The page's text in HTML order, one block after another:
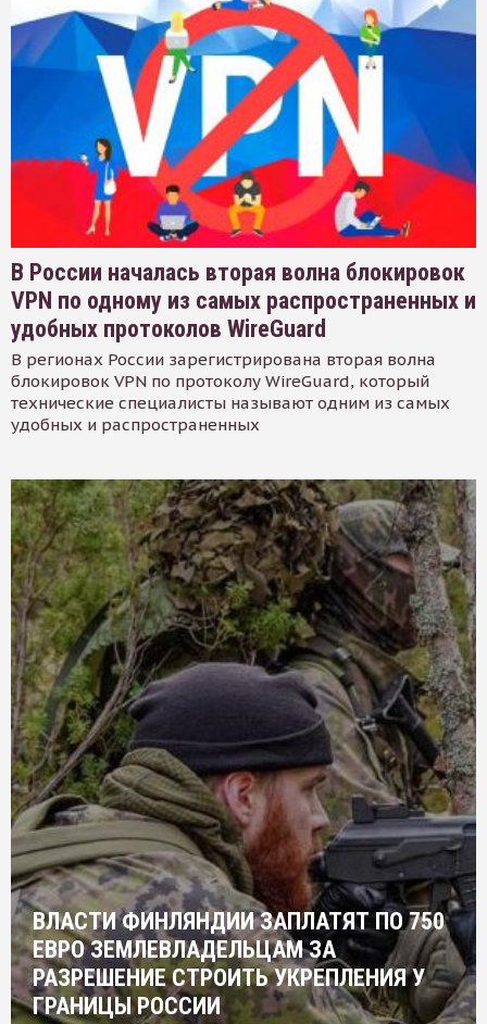
В России началась вторая волна блокировок
VPN по одному из самых распространенных и
удобных протоколов WireGuard
В регионах России зарегистрирована вторая волна
блокировок VPN по протоколу WireGuard, который
технические специалисты называют одним из самых
удобных и распространенных
ВЛАСТИ ФИНЛЯНДИИ ЗАПЛАТЯТ ПО 750
ЕВРО ЗЕМЛЕВЛАДЕЛЬЦАМ ЗА
РАЗРЕШЕНИЕ СТРОИТЬ УКРЕПЛЕНИЯ У
ГРАНИЦЫ РОССИИ